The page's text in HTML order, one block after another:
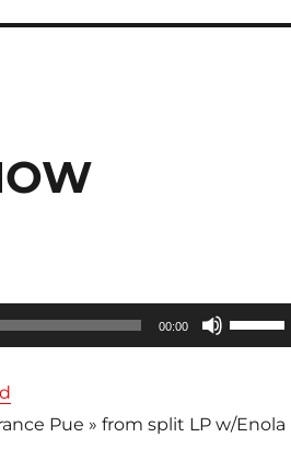
00:00
Utilisez
les
Pue » from split LP w/Enola